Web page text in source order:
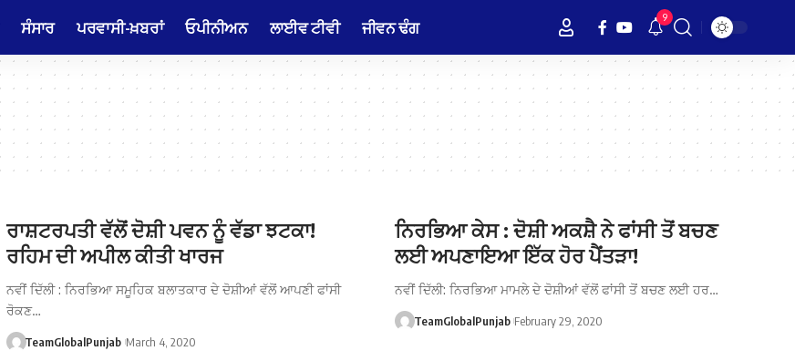
ਸੰਸਾਰ ਪਰਵਾਸੀ-ਖ਼ਬਰਾਂ ਓਪੀਨੀਅਨ ਲਾਈਵ ਟੀਵੀ ਜੀਵਨ ਢੰਗ 9
ਰਾਸ਼ਟਰਪਤੀ ਵੱਲੋਂ ਦੋਸ਼ੀ ਪਵਨ ਨੂੰ ਵੱਡਾ ਝਟਕਾ!
ਰਹਿਮ ਦੀ ਅਪੀਲ ਕੀਤੀ ਖਾਰਜ
ਨਵੀਂ ਦਿੱਲੀ : ਨਿਰਭਿਆ ਸਮੂਹਿਕ ਬਲਾਤਕਾਰ ਦੇ ਦੋਸ਼ੀਆਂ ਵੱਲੋਂ ਆਪਣੀ ਫਾਂਸੀ
ਰੋਕਣ…
TeamGlobalPunjab March 4, 2020
ਨਿਰਭਿਆ ਕੇਸ : ਦੋਸ਼ੀ ਅਕਸ਼ੈ ਨੇ ਫਾਂਸੀ ਤੋਂ ਬਚਣ
ਲਈ ਅਪਣਾਇਆ ਇੱਕ ਹੋਰ ਪੈਂਤੜਾ!
ਨਵੀਂ ਦਿੱਲੀ: ਨਿਰਭਿਆ ਮਾਮਲੇ ਦੇ ਦੋਸ਼ੀਆਂ ਵੱਲੋਂ ਫਾਂਸੀ ਤੋਂ ਬਚਣ ਲਈ ਹਰ…
TeamGlobalPunjab February 29, 2020